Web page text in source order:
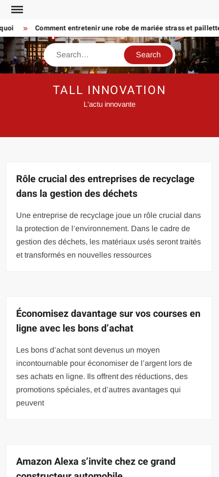
Skip
contentComment entretenir une robe de mariée strass et paillette
Search
TALL INNOVATION
L'actu innovante
Rôle crucial des entreprises de recyclage
dans la gestion des déchets
Une entreprise de recyclage joue un rôle crucial dans
la protection de l’environnement. Dans le cadre de
gestion des déchets, les matériaux usés seront traités
et transformés en nouvelles ressources
Économisez davantage sur vos courses en
ligne avec les bons d’achat
Les bons d’achat sont devenus un moyen
incontournable pour économiser de l’argent lors de
ses achats en ligne. Ils offrent des réductions, des
promotions spéciales, et d’autres avantages qui
peuvent
Amazon Alexa s’invite chez ce grand